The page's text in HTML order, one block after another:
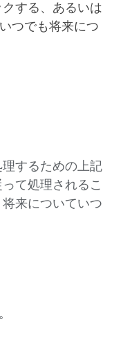
する、あるいは
つでも将来につ
するための上記
って処理されるこ
来についていつ